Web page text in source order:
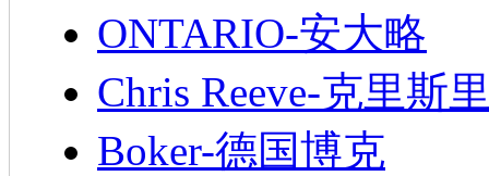
ONTARIO-安大略
Chris Reeve-克里斯
Boker-德国博克